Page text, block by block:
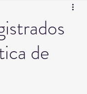
Torreón
Tecnología
de